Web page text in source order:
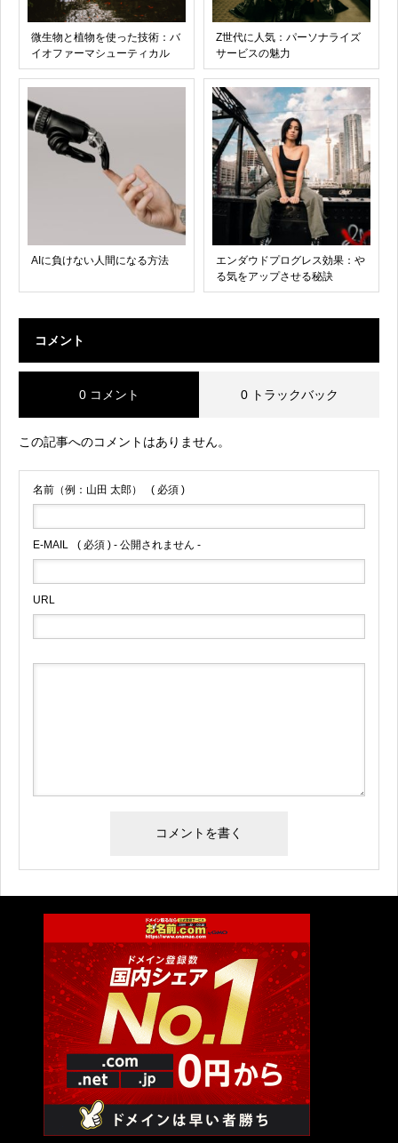
微生物と植物を使った技術：バ
イオファーマシューティカル
Z世代に人気：パーソナライズ
サービスの魅力
AIに負けない人間になる方法
エンダウドプログレス効果：や
る気をアップさせる秘訣
コメント
0 コメント 0 トラックバック
この記事へのコメントはありません。
名前（例：山田 太郎） ( 必須 )
E-MAIL ( 必須 ) - 公開されません -
URL